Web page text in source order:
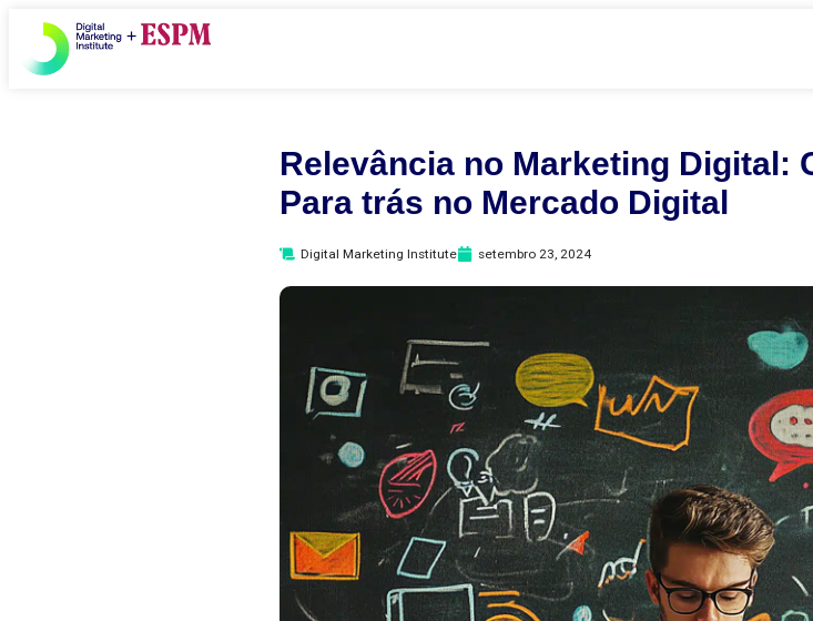
Relevância no Marketing Digital:
Para trás no Mercado Digital
Digital Marketing Institute setembro 23, 2024